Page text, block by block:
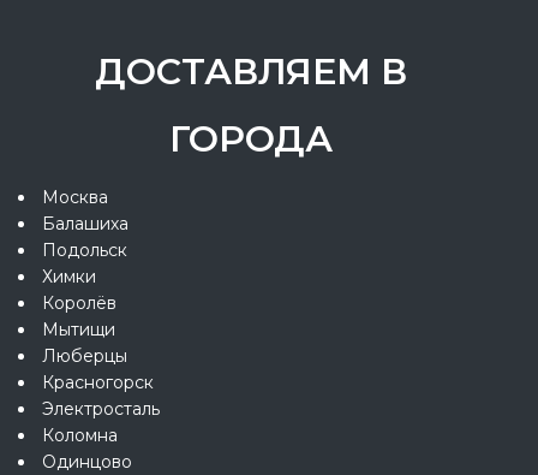
ДОСТАВЛЯЕМ В
ГОРОДА
Москва
Балашиха
Подольск
Химки
Королёв
Мытищи
Люберцы
Красногорск
Электросталь
Коломна
Одинцово